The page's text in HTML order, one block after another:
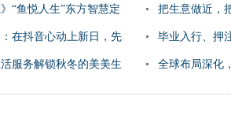
“鱼悦人生”东方智慧定
在抖音心动上新日，先
服务解锁秋冬的美美生
把生意做近，
本地化方法论
毕业入行、押
装生意做到日
全球布局深化
迈入高质量发